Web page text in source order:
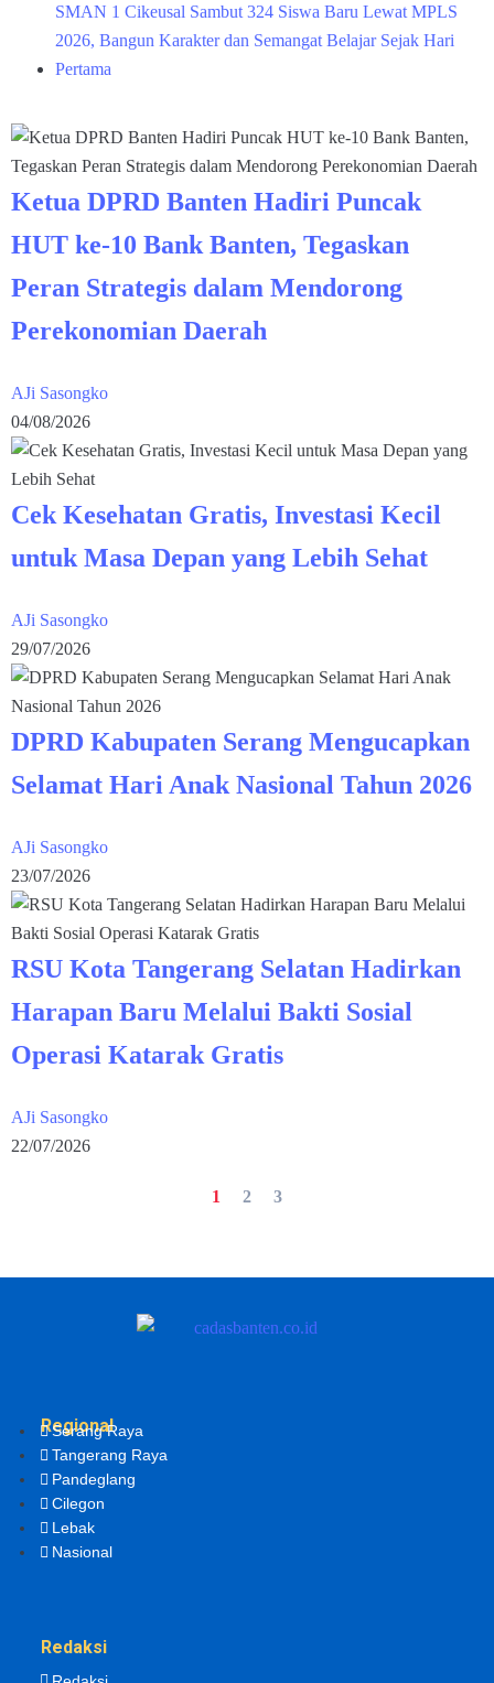
SMAN 1 Cikeusal Sambut 324 Siswa Baru Lewat MPLS
2026, Bangun Karakter dan Semangat Belajar Sejak Hari
Pertama
Ketua DPRD Banten Hadiri Puncak
HUT ke-10 Bank Banten, Tegaskan
Peran Strategis dalam Mendorong
Perekonomian Daerah
AJi Sasongko
04/08/2026
Cek Kesehatan Gratis, Investasi Kecil
untuk Masa Depan yang Lebih Sehat
AJi Sasongko
29/07/2026
DPRD Kabupaten Serang Mengucapkan
Selamat Hari Anak Nasional Tahun 2026
AJi Sasongko
23/07/2026
RSU Kota Tangerang Selatan Hadirkan
Harapan Baru Melalui Bakti Sosial
Operasi Katarak Gratis
AJi Sasongko
22/07/2026
1 2 3
Regional
Serang Raya
Tangerang Raya
Pandeglang
Cilegon
Lebak
Nasional
Redaksi